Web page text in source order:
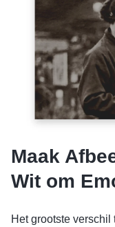
Maak
Wit om
Het grootste